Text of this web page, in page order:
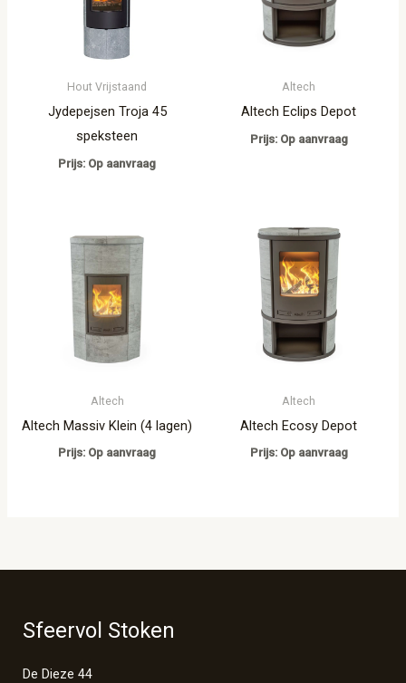
Hout Vrijstaand
Jydepejsen Troja 45
speksteen
Prijs: Op aanvraag
Altech
Altech Eclips Depot
Prijs: Op aanvraag
Altech
Altech Massiv Klein (4 lagen)
Prijs: Op aanvraag
Altech
Altech Ecosy Depot
Prijs: Op aanvraag
Sfeervol Stoken
De Dieze 44